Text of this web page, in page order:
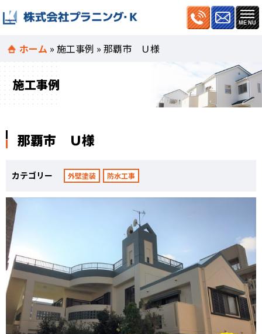
ホーム »施工事例 »那覇市 Ｕ様
施工事例
那覇市 Ｕ様
カテゴリー 外壁塗装 防水工事